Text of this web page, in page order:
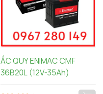
ẮC QUY ENIMAC CMF
36B20L (12V-35Ah)